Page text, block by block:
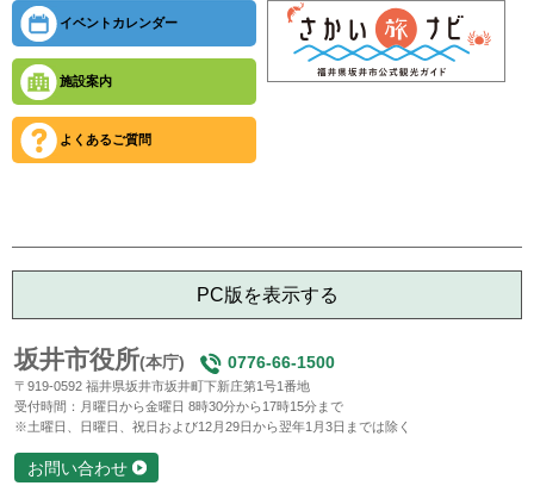
イベントカレンダー
施設案内
よくあるご質問
PC版を表示する
坂井市役所(本庁) 0776-66-1500
〒919-0592 福井県坂井市坂井町下新庄第1号1番地
受付時間：月曜日から金曜日 8時30分から17時15分まで
※土曜日、日曜日、祝日および12月29日から翌年1月3日までは除く
お問い合わせ